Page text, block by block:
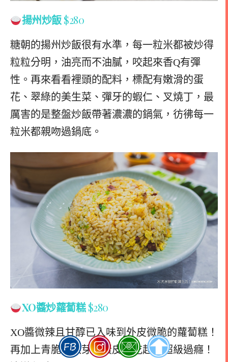
揚州炒飯$280
糖朝的揚州炒飯很有水準，每一粒米都被炒得
粒粒分明，油亮而不油膩，咬起來香Q有彈
性。再來看看裡頭的配料，標配有嫩滑的蛋
花、翠綠的美生菜、彈牙的蝦仁、叉燒丁，最
厲害的是整盤炒飯帶著濃濃的鍋氣，彷彿每一
粒米都親吻過鍋底。
XO醬炒蘿蔔糕 $280
XO醬微辣且甘醇已入味到外皮微脆的蘿蔔糕！
再加上青脆的銀芽和蛋皮，吃起來超級過癮！